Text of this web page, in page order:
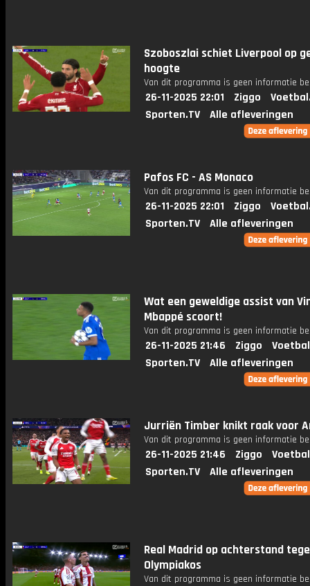
Szoboszlai schiet Liverpool op
hoogte
Van dit programma is geen informatie
26-11-2025 22:01 Ziggo
Sporten.TV
Alle afleveringen
Pafos FC - AS Monaco
Van dit programma is geen informatie
26-11-2025 22:01 Ziggo
Sporten.TV
Alle afleveringen
Wat een geweldige assist van
Mbappé scoort!
Van dit programma is geen informatie
26-11-2025 21:46 Ziggo
Sporten.TV
Alle afleveringen
Jurriën Timber knikt raak voor
Van dit programma is geen informatie
26-11-2025 21:46 Ziggo
Sporten.TV
Alle afleveringen
Real Madrid op achterstand
Olympiakos
Van dit programma is geen informatie